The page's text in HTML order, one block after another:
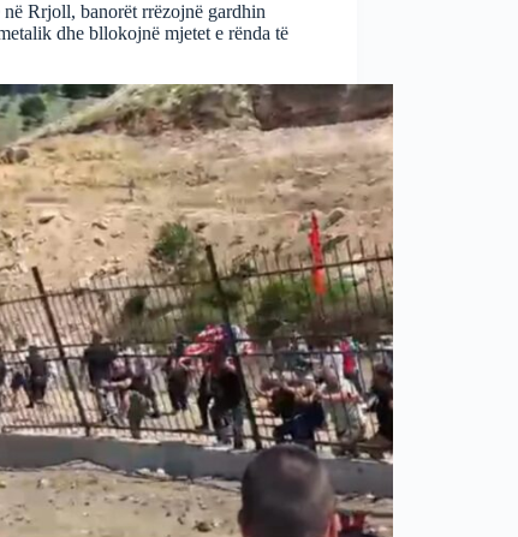
në Rrjoll, banorët rrëzojnë gardhin
dhe bllokojnë mjetet e rënda të